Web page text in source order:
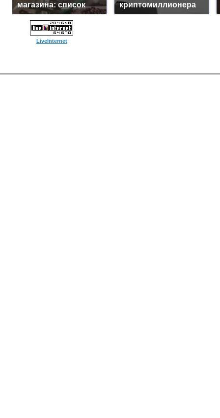
магазина: список криптомиллионера
LiveInternet